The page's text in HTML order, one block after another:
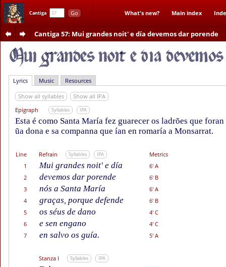
Cantiga Go What's new? Main index
Cantiga 57: Mui grandes noit' e día devemos dar porende
Lyrics Music Resources
Show all syllables
Show all IPA
Epigraph
Syllables IPA
Esta é como Santa María fez guarecer os ladrões que
ũa dona e sa companna que ían en romaría a Monsarrat.
Line Refrain Syllables IPA
Metrics
1
Mui grandes noit' e día
6' A
2
devemos dar porende
6' B
3
nós a Santa María
6' A
4
graças, porque defende
6' B
5
os séus de dano
4' C
6
e sen engano
4' C
7
en salvo os guía. 5' A
Stanza I Syllables IPA